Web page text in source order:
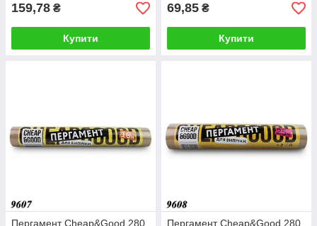
159,78 ₴
Купити
69,85 ₴
Купити
Пергамент Cheap&Good 280
Пергамент Cheap&Good 280